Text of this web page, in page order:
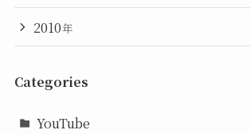
2010年
Categories
YouTube